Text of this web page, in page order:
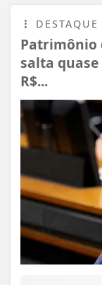
DESTAQUE
Patrimônio
salta quase
R$...